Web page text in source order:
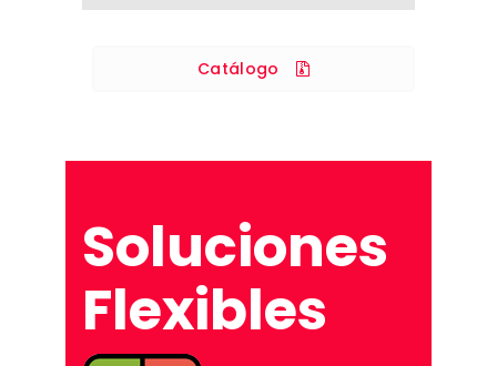
Catálogo
Soluciones
Flexibles